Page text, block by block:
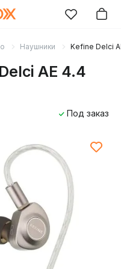
Наушники Kefine Delci
AE 4.4
Под заказ